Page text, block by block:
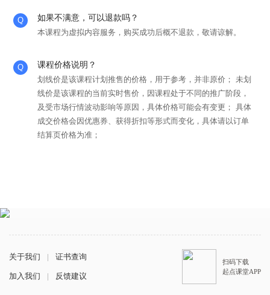
如果不满意，可以退款吗？
本课程为虚拟内容服务，购买成功后概不退款，敬请谅解。
课程价格说明？
划线价是该课程计划推售的价格，用于参考，并非原价； 未划
线价是该课程的当前实时售价，因课程处于不同的推广阶段，
及受市场行情波动影响等原因，具体价格可能会有变更； 具体
成交价格会因优惠券、获得折扣等形式而变化，具体请以订单
结算页价格为准；
关于我们 | 证书查询
加入我们 | 反馈建议
扫码下载
起点课堂APP